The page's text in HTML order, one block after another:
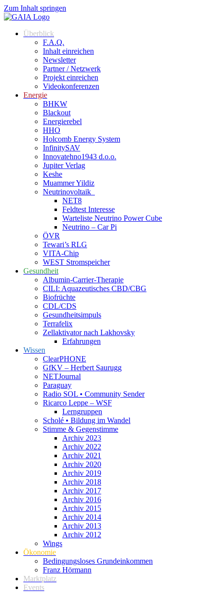
Zum Inhalt springen
Überblick
F.A.Q.
Inhalt einreichen
Newsletter
Partner / Netzwerk
Projekt einreichen
Videokonferenzen
Energie
BHKW
Blackout
Energierebel
HHO
Holcomb Energy System
InfinitySAV
Innovatehno1943 d.o.o.
Jupiter Verlag
Keshe
Muammer Yildiz
Neutrinovoltaik
NET8
Feldtest Interesse
Warteliste Neutrino Power Cube
Neutrino – Car Pi
ÖVR
Tewari’s RLG
VITA-Chip
WEST Stromspeicher
Gesundheit
Albumin-Carrier-Therapie
CILI: Aquazeutisches CBD/CBG
Biofrüchte
CDL/CDS
Gesundheitsimpuls
Terrafelix
Zellaktivator nach Lakhovsky
Erfahrungen
Wissen
ClearPHONE
GfKV – Herbert Saurugg
NETJournal
Paraguay
Radio SOL • Community Sender
Ricarco Leppe – WSF
Lerngruppen
Scholé • Bildung im Wandel
Stimme & Gegenstimme
Archiv 2023
Archiv 2022
Archiv 2021
Archiv 2020
Archiv 2019
Archiv 2018
Archiv 2017
Archiv 2016
Archiv 2015
Archiv 2014
Archiv 2013
Archiv 2012
Wings
Ökonomie
Bedingungsloses Grundeinkommen
Franz Hörmann
Marktplatz
Events